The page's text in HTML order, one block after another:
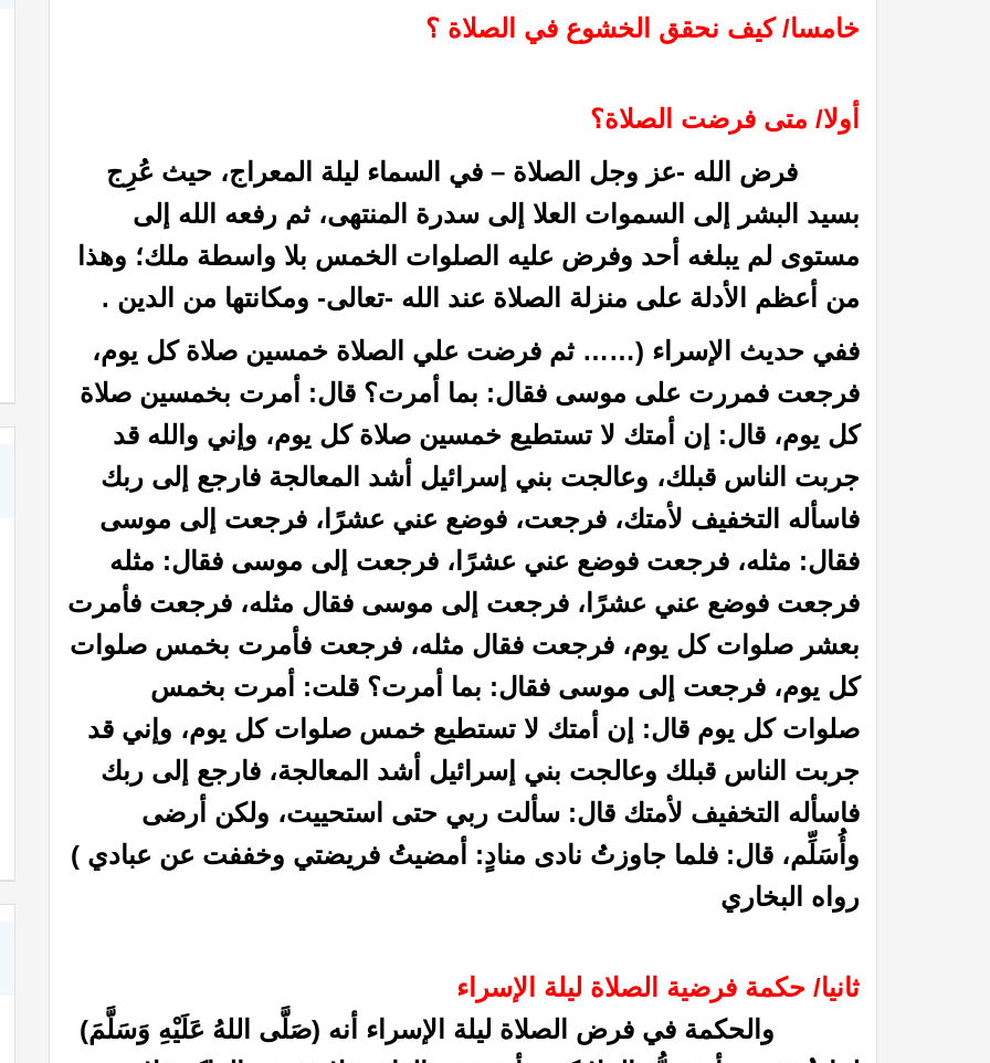
خامسا/ كيف نحقق الخشوع في الصلاة ؟
أولا/ متى فرضت الصلاة؟
فرض الله -عز وجل الصلاة – في السماء ليلة المعراج، حيث عُرِج
بسيد البشر إلى السموات العلا إلى سدرة المنتهى، ثم رفعه الله إلى
مستوى لم يبلغه أحد وفرض عليه الصلوات الخمس بلا واسطة ملك؛ وهذا
من أعظم الأدلة على منزلة الصلاة عند الله -تعالى- ومكانتها من الدين .
ففي حديث الإسراء (…… ثم فرضت علي الصلاة خمسين صلاة كل يوم،
فرجعت فمررت على موسى فقال: بما أمرت؟ قال: أمرت بخمسين صلاة
كل يوم، قال: إن أمتك لا تستطيع خمسين صلاة كل يوم، وإني والله قد
جربت الناس قبلك، وعالجت بني إسرائيل أشد المعالجة فارجع إلى ربك
فاسأله التخفيف لأمتك، فرجعت، فوضع عني عشرًا، فرجعت إلى موسى
فقال: مثله، فرجعت فوضع عني عشرًا، فرجعت إلى موسى فقال: مثله
فرجعت فوضع عني عشرًا، فرجعت إلى موسى فقال مثله، فرجعت فأمرت
بعشر صلوات كل يوم، فرجعت فقال مثله، فرجعت فأمرت بخمس صلوات
كل يوم، فرجعت إلى موسى فقال: بما أمرت؟ قلت: أمرت بخمس
صلوات كل يوم قال: إن أمتك لا تستطيع خمس صلوات كل يوم، وإني قد
جربت الناس قبلك وعالجت بني إسرائيل أشد المعالجة، فارجع إلى ربك
فاسأله التخفيف لأمتك قال: سألت ربي حتى استحييت، ولكن أرضى
وأُسَلِّم، قال: فلما جاوزتُ نادى منادٍ: أمضيتُ فريضتي وخففت عن عبادي )
رواه البخاري
ثانيا/ حكمة فرضية الصلاة ليلة الإسراء
والحكمة في فرض الصلاة ليلة الإسراء أنه (صَلَّى اللهُ عَلَيْهِ وَسَلَّمَ)
الظمآن في فقه الصيام” كتاب إتحاف الدعاة بفقه الزكاة كتاب الأنفاس الزكية في شرح الأربعين النووية